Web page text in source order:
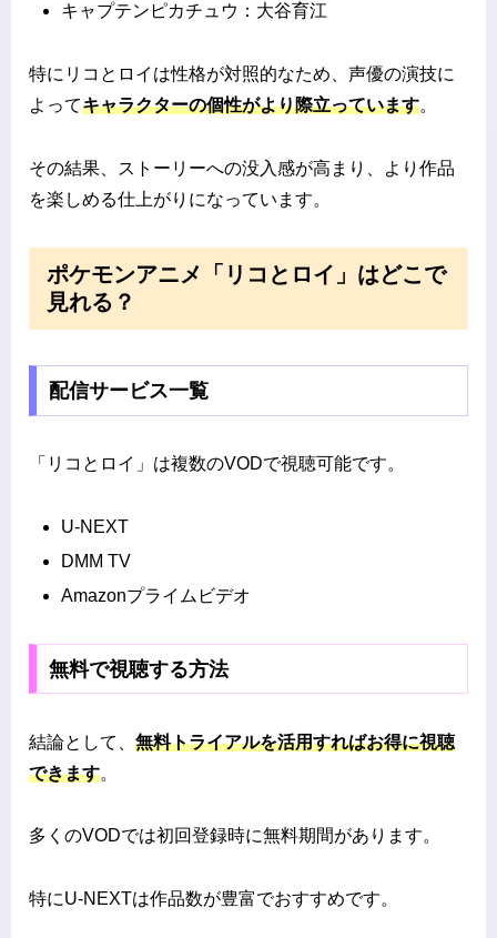
キャプテンピカチュウ：大谷育江
特にリコとロイは性格が対照的なため、声優の演技に
よってキャラクターの個性がより際立っています。
その結果、ストーリーへの没入感が高まり、より作品
を楽しめる仕上がりになっています。
ポケモンアニメ「リコとロイ」はどこで
見れる？
配信サービス一覧
「リコとロイ」は複数のVODで視聴可能です。
U-NEXT
DMM TV
Amazonプライムビデオ
無料で視聴する方法
結論として、 無料トライアルを活用すればお得に視聴
できます。
多くのVODでは初回登録時に無料期間があります。
特にU-NEXTは作品数が豊富でおすすめです。